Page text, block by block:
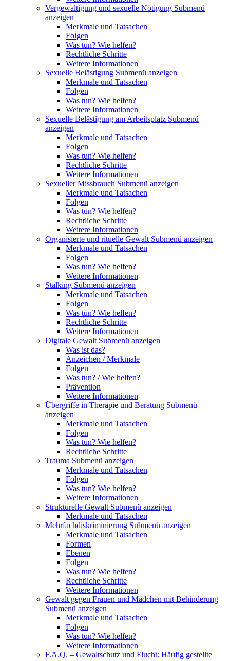
Vergewaltigung und sexuelle Nötigung Submenü
anzeigen
Merkmale und Tatsachen
Folgen
Was tun? Wie helfen?
Rechtliche Schritte
Weitere Informationen
Sexuelle Belästigung Submenü anzeigen
Merkmale und Tatsachen
Folgen
Was tun? Wie helfen?
Weitere Informationen
Sexuelle Belästigung am Arbeitsplatz Submenü
anzeigen
Merkmale und Tatsachen
Folgen
Was tun? Wie helfen?
Rechtliche Schritte
Weitere Informationen
Sexueller Missbrauch Submenü anzeigen
Merkmale und Tatsachen
Folgen
Was tun? Wie helfen?
Rechtliche Schritte
Weitere Informationen
Organisierte und rituelle Gewalt Submenü anzeigen
Merkmale und Tatsachen
Folgen
Was tun? Wie helfen?
Weitere Informationen
Stalking Submenü anzeigen
Merkmale und Tatsachen
Folgen
Was tun? Wie helfen?
Rechtliche Schritte
Weitere Informationen
Digitale Gewalt Submenü anzeigen
Was ist das?
Anzeichen / Merkmale
Folgen
Was tun? / Wie helfen?
Prävention
Weitere Informationen
Übergriffe in Therapie und Beratung Submenü
anzeigen
Merkmale und Tatsachen
Folgen
Was tun? Wie helfen?
Rechtliche Schritte
Trauma Submenü anzeigen
Merkmale und Tatsachen
Folgen
Was tun? Wie helfen?
Weitere Informationen
Strukturelle Gewalt Submenü anzeigen
Merkmale und Tatsachen
Mehrfachdiskriminierung Submenü anzeigen
Merkmale und Tatsachen
Formen
Ebenen
Folgen
Was tun? Wie helfen?
Rechtliche Schritte
Weitere Informationen
Gewalt gegen Frauen und Mädchen mit Behinderung
Submenü anzeigen
Merkmale und Tatsachen
Folgen
Was tun? Wie helfen?
Weitere Informationen
F.A.Q. – Gewaltschutz und Flucht: Häufig gestellte